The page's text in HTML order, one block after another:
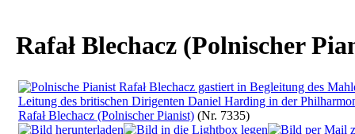
Rafał Blechacz (Polnischer
Rafał Blechacz (Polnischer Pianist) (Nr. 7335)